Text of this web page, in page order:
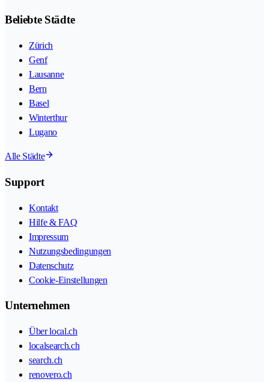
Beliebte Städte
Zürich
Genf
Lausanne
Bern
Basel
Winterthur
Lugano
Alle Städte
Support
Kontakt
Hilfe & FAQ
Impressum
Nutzungsbedingungen
Datenschutz
Cookie-Einstellungen
Unternehmen
Über local.ch
localsearch.ch
search.ch
renovero.ch